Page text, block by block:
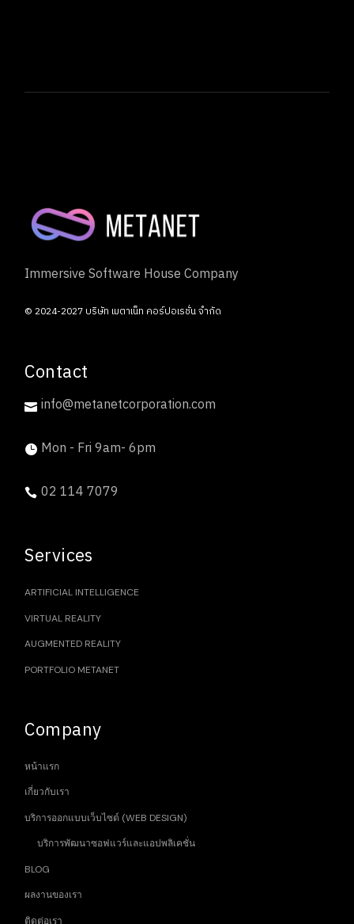
Immersive Software House Company
© 2024-2027 บริษัท เมตาเน็ท คอร์ปอเรชั่น จำกัด
Contact
info@metanetcorporation.com
Mon - Fri 9am- 6pm
02 114 7079
Services
ARTIFICIAL INTELLIGENCE
VIRTUAL REALITY
AUGMENTED REALITY
PORTFOLIO METANET
Company
หน้าแรก
เกี่ยวกับเรา
บริการออกแบบเว็บไซต์ (WEB DESIGN)
บริการพัฒนาซอฟแวร์และแอปพลิเคชั่น
BLOG
ผลงานของเรา
ติดต่อเรา